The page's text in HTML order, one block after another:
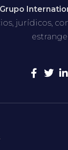
Grupo
jurídicos,